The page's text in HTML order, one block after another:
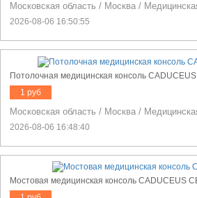
Московская область / Москва /
2026-08-06 16:50:55
Потолочная медицинская консоль
1 руб
Московская область / Москва /
2026-08-06 16:48:40
Мостовая медицинская консоль CADUCEUS